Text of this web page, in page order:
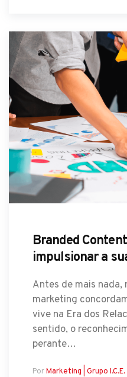
Branded
impulsionar a
Antes de mais nada,
marketing
vive na Era dos
sentido, o
perante…
PorMarketing | Grupo I.C.E.